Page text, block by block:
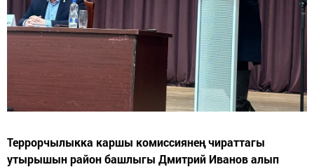
Террорчылыкка каршы комиссиянең чираттагы
утырышын район башлыгы Дмитрий Иванов алып